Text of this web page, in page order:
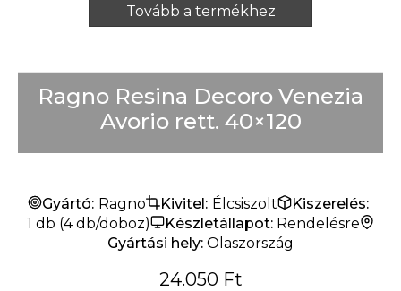
Tovább a termékhez
Ragno Resina Decoro Venezia
Avorio rett. 40×120
Gyártó: Ragno Kivitel: Élcsiszolt
Kiszerelés:
1 db (4 db/doboz)
Készletállapot: Rendelésre
Gyártási hely: Olaszország
24.050 Ft